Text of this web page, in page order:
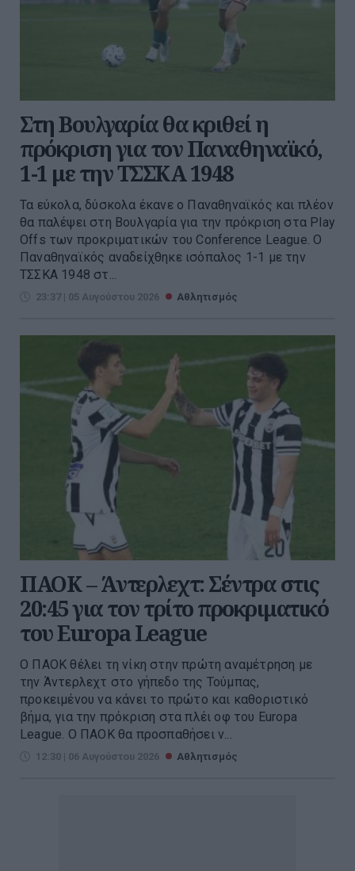
Στη Βουλγαρία θα κριθεί η
πρόκριση για τον Παναθηναϊκό,
1-1 με την ΤΣΣΚΑ 1948
Τα εύκολα, δύσκολα έκανε ο Παναθηναϊκός και πλέον
θα παλέψει στη Βουλγαρία για την πρόκριση στα Play
Offs των προκριματικών του Conference League. O
Παναθηναϊκός αναδείχθηκε ισόπαλος 1-1 με την
ΤΣΣΚΑ 1948 στ...
23:37 | 05 Αυγούστου 2026 Αθλητισμός
ΠΑΟΚ – Άντερλεχτ: Σέντρα στις
20:45 για τον τρίτο προκριματικό
του Europa League
Ο ΠΑΟΚ θέλει τη νίκη στην πρώτη αναμέτρηση με
την Άντερλεχτ στο γήπεδο της Τούμπας,
προκειμένου να κάνει το πρώτο και καθοριστικό
βήμα, για την πρόκριση στα πλέι οφ του Europa
League. Ο ΠΑΟΚ θα προσπαθήσει ν...
12:30 | 06 Αυγούστου 2026 Αθλητισμός